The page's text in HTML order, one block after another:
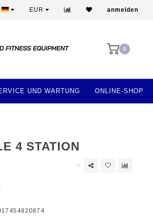
Preise und beste Ausstattung
EUR anmelden
0
UND WARTUNG ONLINE-SHOP
4 STATION